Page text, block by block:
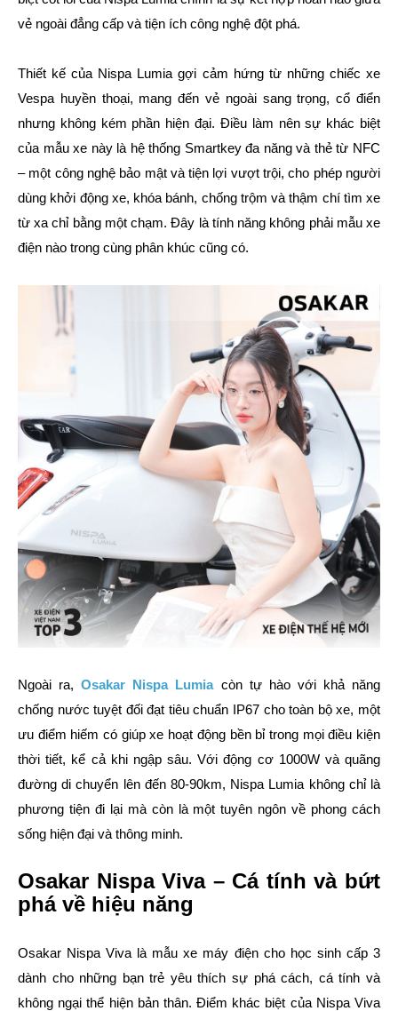
vẻ ngoài đẳng cấp và tiện ích công nghệ đột phá.
Thiết kế của Nispa Lumia gợi cảm hứng từ những chiếc xe
Vespa huyền thoại, mang đến vẻ ngoài sang trọng, cổ điển
nhưng không kém phần hiện đại. Điều làm nên sự khác biệt
của mẫu xe này là hệ thống Smartkey đa năng và thẻ từ NFC
– một công nghệ bảo mật và tiện lợi vượt trội, cho phép người
dùng khởi động xe, khóa bánh, chống trộm và thậm chí tìm xe
từ xa chỉ bằng một chạm. Đây là tính năng không phải mẫu xe
điện nào trong cùng phân khúc cũng có.
Ngoài ra,Osakar Nispa Lumiacòn tự hào với khả năng
chống nước tuyệt đối đạt tiêu chuẩn IP67 cho toàn bộ xe, một
ưu điểm hiếm có giúp xe hoạt động bền bỉ trong mọi điều kiện
thời tiết, kể cả khi ngập sâu. Với động cơ 1000W và quãng
đường di chuyển lên đến 80-90km, Nispa Lumia không chỉ là
phương tiện đi lại mà còn là một tuyên ngôn về phong cách
sống hiện đại và thông minh.
Osakar Nispa Viva – Cá tính và bứt
phá về hiệu năng
Osakar Nispa Viva là mẫu xe máy điện cho học sinh cấp 3
dành cho những bạn trẻ yêu thích sự phá cách, cá tính và
không ngại thể hiện bản thân. Điểm khác biệt của Nispa Viva